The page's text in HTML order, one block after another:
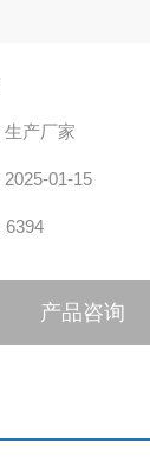
生产厂家
2025-01-15
6394
产品咨询